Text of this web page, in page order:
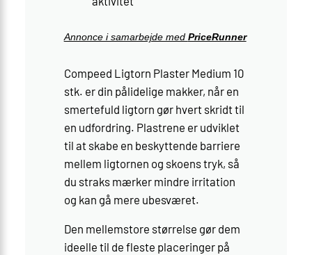
Annonce i samarbejde med PriceRunner
Compeed Ligtorn Plaster Medium 10
stk. er din pålidelige makker, når en
smertefuld ligtorn gør hvert skridt til
en udfordring. Plastrene er udviklet
til at skabe en beskyttende barriere
mellem ligtornen og skoens tryk, så
du straks mærker mindre irritation
og kan gå mere ubesværet.
Den mellemstore størrelse gør dem
ideelle til de fleste placeringer på